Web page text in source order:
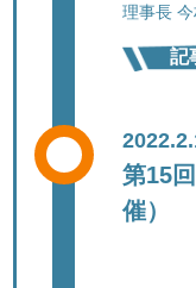
理事長
記
第15
催）